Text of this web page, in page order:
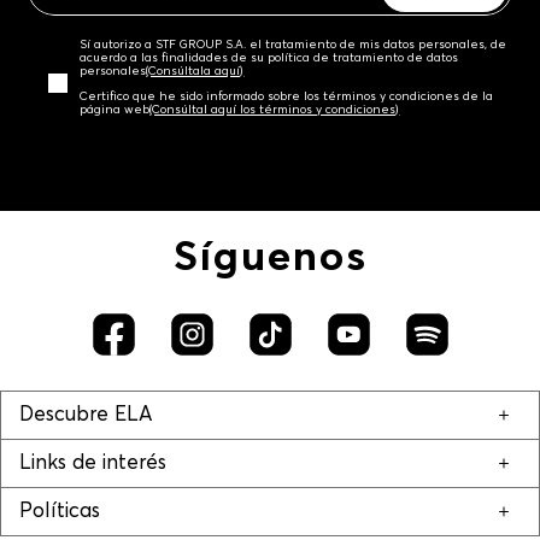
Sí autorizo a STF GROUP S.A. el tratamiento de mis datos personales, de
acuerdo a las finalidades de su política de tratamiento de datos
personales‎(Consúltala aquí)
Certifico que he sido informado sobre los términos y condiciones de la
página web‎(Consúltal aquí los términos y condiciones)
Síguenos
Descubre ELA
Links de interés
Políticas